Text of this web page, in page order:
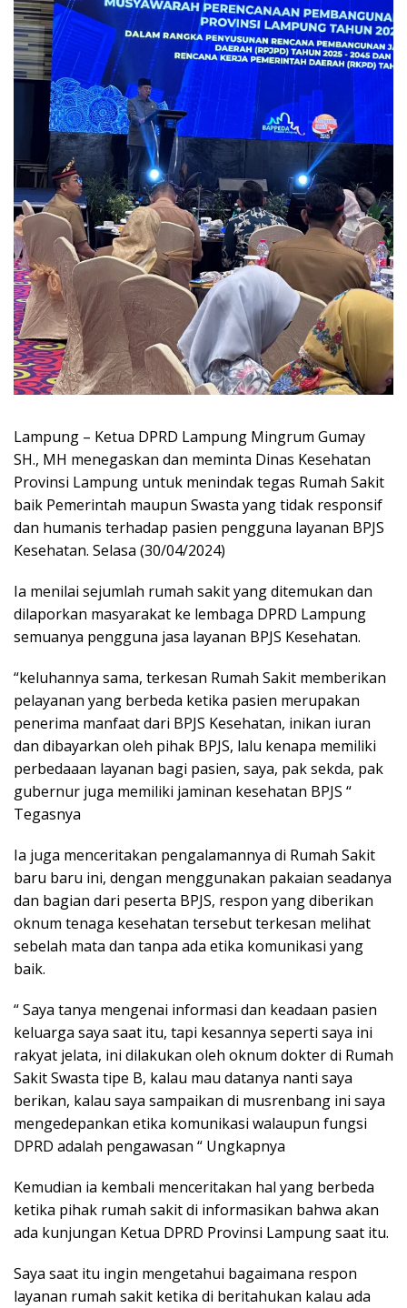
Lampung – Ketua DPRD Lampung Mingrum Gumay
SH., MH menegaskan dan meminta Dinas Kesehatan
Provinsi Lampung untuk menindak tegas Rumah Sakit
baik Pemerintah maupun Swasta yang tidak responsif
dan humanis terhadap pasien pengguna layanan BPJS
Kesehatan. Selasa (30/04/2024)
Ia menilai sejumlah rumah sakit yang ditemukan dan
dilaporkan masyarakat ke lembaga DPRD Lampung
semuanya pengguna jasa layanan BPJS Kesehatan.
“keluhannya sama, terkesan Rumah Sakit memberikan
pelayanan yang berbeda ketika pasien merupakan
penerima manfaat dari BPJS Kesehatan, inikan iuran
dan dibayarkan oleh pihak BPJS, lalu kenapa memiliki
perbedaaan layanan bagi pasien, saya, pak sekda, pak
gubernur juga memiliki jaminan kesehatan BPJS “
Tegasnya
Ia juga menceritakan pengalamannya di Rumah Sakit
baru baru ini, dengan menggunakan pakaian seadanya
dan bagian dari peserta BPJS, respon yang diberikan
oknum tenaga kesehatan tersebut terkesan melihat
sebelah mata dan tanpa ada etika komunikasi yang
baik.
“ Saya tanya mengenai informasi dan keadaan pasien
keluarga saya saat itu, tapi kesannya seperti saya ini
rakyat jelata, ini dilakukan oleh oknum dokter di Rumah
Sakit Swasta tipe B, kalau mau datanya nanti saya
berikan, kalau saya sampaikan di musrenbang ini saya
mengedepankan etika komunikasi walaupun fungsi
DPRD adalah pengawasan “ Ungkapnya
Kemudian ia kembali menceritakan hal yang berbeda
ketika pihak rumah sakit di informasikan bahwa akan
ada kunjungan Ketua DPRD Provinsi Lampung saat itu.
Saya saat itu ingin mengetahui bagaimana respon
layanan rumah sakit ketika di beritahukan kalau ada